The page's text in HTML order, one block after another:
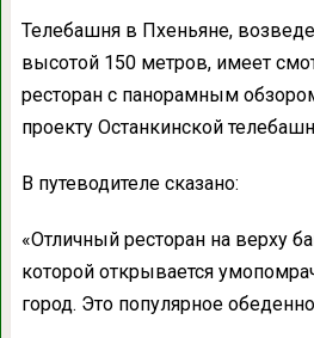
Телебашня в Пхеньяне,
высотой 150 метров, имеет
ресторан с панорамным
проекту Останкинской
В путеводителе сказано:
«Отличный ресторан на верху
которой открывается
город. Это популярное